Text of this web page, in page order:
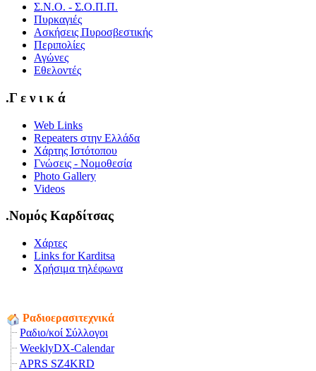
Σ.Ν.Ο. - Σ.Ο.Π.Π.
Πυρκαγιές
Ασκήσεις Πυροσβεστικής
Περιπολίες
Αγώνες
Εθελοντές
.Γ ε ν ι κ ά
Web Links
Repeaters στην Ελλάδα
Χάρτης Ιστότοπου
Γνώσεις - Νομοθεσία
Photo Gallery
Videos
.Νομός Καρδίτσας
Χάρτες
Links for Karditsa
Χρήσιμα τηλέφωνα
Ραδιοερασιτεχνικά
Ραδιο/κοί Σύλλογοι
WeeklyDX-Calendar
APRS SZ4KRD